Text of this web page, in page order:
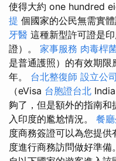
使得大約 one hundred
提 個國家的公民無需實
牙醫 這種新型許可證是
證）。 家事服務 肉毒桿
是普通護照）的有效期
年。 台北整復師 設立公司
（eVisa 台胞證台北
夠了，但是額外的指南和
入印度的尷尬情況。 餐
度商務簽證可以為您提
度進行商務訪問做好準